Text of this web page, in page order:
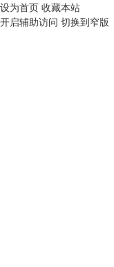
设为首页 收藏本站
开启辅助访问 切换到窄版